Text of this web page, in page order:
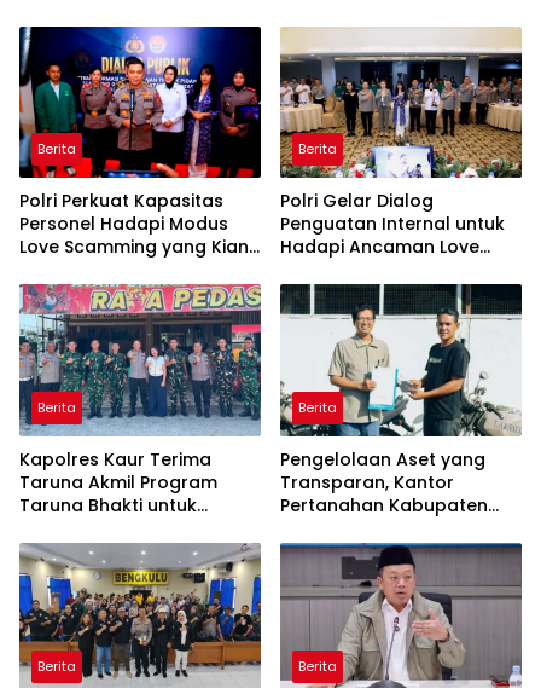
Korupsi serta Penguatan
Ekonomi Daerah
Berita
Polri Perkuat Kapasitas
Personel Hadapi Modus
Love Scamming yang Kian
Berita
Polri Gelar Dialog
Penguatan Internal untuk
Hadapi Ancaman Love
Berita
Kapolres Kaur Terima
Taruna Akmil Program
Taruna Bhakti untuk
Rakyat Kabupaten Kaur
Berita
Pengelolaan Aset yang
Transparan, Kantor
Pertanahan Kabupaten
kepada Pemenang Lelang
Berita Berita